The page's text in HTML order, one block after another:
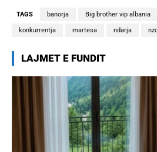
TAGS banorja Big brother vip albania
konkurrentja martesa ndarja
LAJMET E FUNDIT